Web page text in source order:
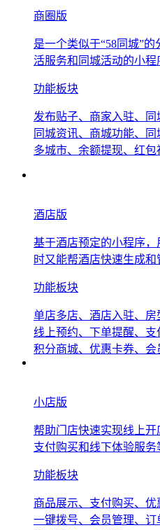
商圈版
是一个类似于“58同城”
活服务和同城活动的小程
功能板块
发布贴子、商家入驻、同
同城资讯、商城功能、同
多城市、余额提现、红包
酒店版
基于酒店预定的小程序
时又能帮酒店快速生成和
功能板块
单店多店、酒店入驻、房
线上预约、下单提醒、支
积分商城、优惠卡券、会
小店版
帮助门店快速实现线上开
支付购买和线下体验服务
功能板块
商品展示、支付购买、优
一键拨号、会员管理、订